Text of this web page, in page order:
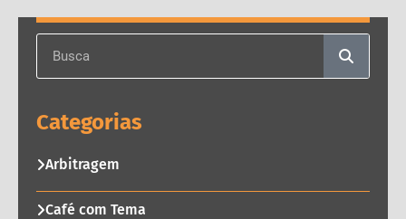
Categorias
Arbitragem
Café com Tema